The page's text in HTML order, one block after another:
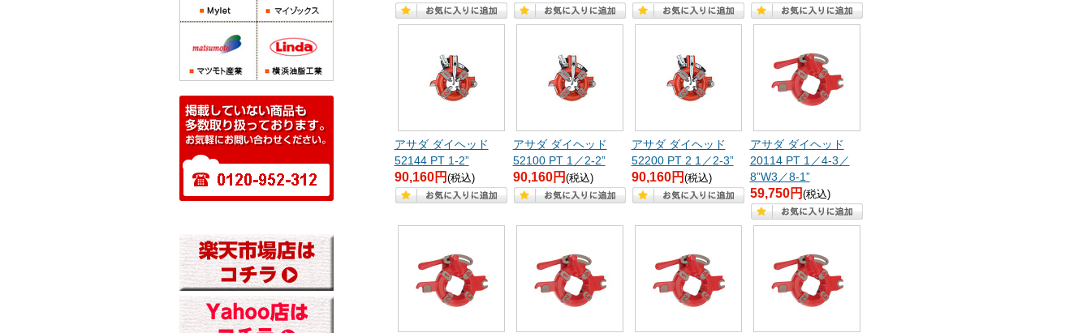
アサダ ダイヘッド
52144 PT 1-2”
90,160円 (税込)
アサダ ダイヘッド
52100 PT 1／2-2”
90,160円 (税込)
アサダ ダイヘッド
52200 PT 2 1／2-3”
90,160円 (税込)
アサダ ダイヘッド
20114 PT 1／4-3／
8”W3／8-1”
59,750円 (税込)